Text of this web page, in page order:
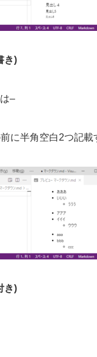
き)
–
に半角空白2つ記載
き)